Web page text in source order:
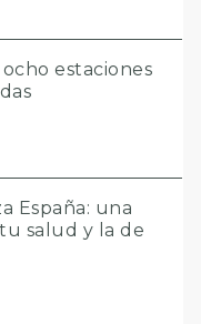
estaciones
España: una
salud y la de